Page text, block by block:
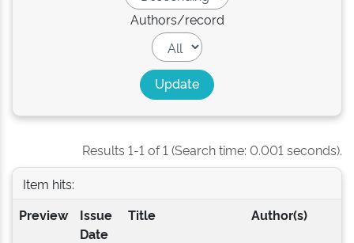
Authors/record
Results 1-1 of 1 (Search time: 0.001 seconds).
Item hits:
Preview
Issue
Date
Title Author(s)